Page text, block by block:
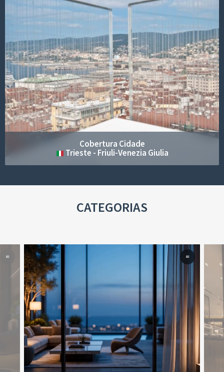
Cobertura Cidade
Monza - Lombardia
CATEGORIAS
AI AI